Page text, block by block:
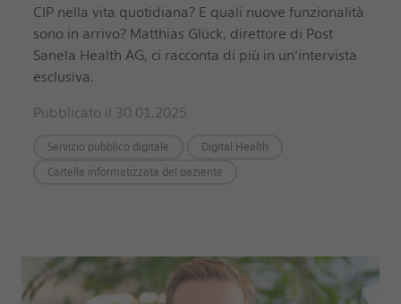
CIP nella vita quotidiana? E quali nuove funzionalità
sono in arrivo? Matthias Glück, direttore di Post
Sanela Health AG, ci racconta di più in un’intervista
esclusiva.
Pubblicato il 30.01.2025
Servizio pubblico digitale
Digital Health
Cartella informatizzata del paziente